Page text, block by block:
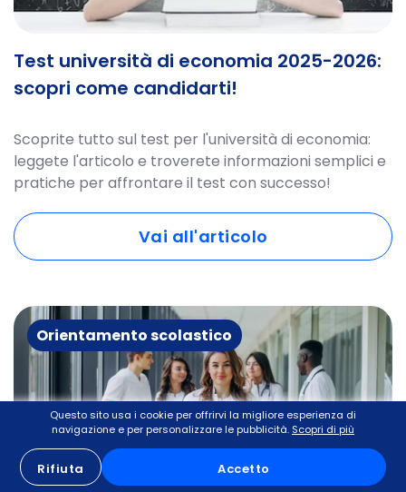
Test università di economia 2025-2026:
scopri come candidarti!
Scoprite tutto sul test per l'università di economia:
leggete l'articolo e troverete informazioni semplici e
pratiche per affrontare il test con successo!
Vai all'articolo
Orientamento scolastico
Questo sito usa i cookie per offrirvi la migliore esperienza di
navigazione e per personalizzare le pubblicità. Scopri di più
Rifiuta Accetto